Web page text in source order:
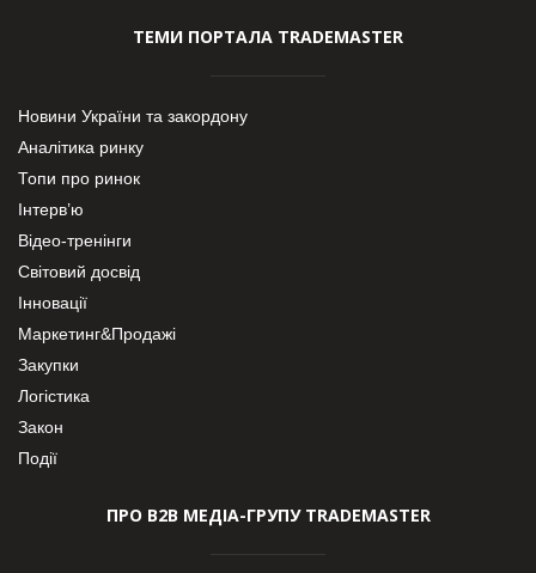
ТЕМИ ПОРТАЛА TRADEMASTER
Новини України та закордону
Аналітика ринку
Топи про ринок
Інтерв’ю
Відео-тренінги
Світовий досвід
Інновації
Маркетинг&Продажі
Закупки
Логістика
Закон
Події
ПРО В2В МЕДІА-ГРУПУ TRADEMASTER